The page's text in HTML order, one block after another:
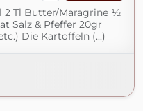
2 Tl Butter/Maragrine ½
Salz & Pfeffer 20gr
Die Kartoffeln (...)